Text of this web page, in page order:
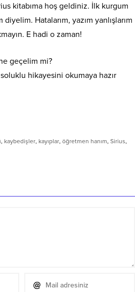
kitabıma hoş geldiniz. İlk kurgum
Hatalarım, yazım yanlışlarım
E hadi o zaman!
geçelim mi?
hikayesini okumaya hazır
, kaybedişler, kayıplar, öğretmen hanım, Sirius,